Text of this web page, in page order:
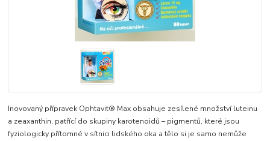
Inovovaný přípravek Ophtavit® Max obsahuje zesílené množství luteinu
a zeaxanthin, patřící do skupiny karotenoidů – pigmentů, které jsou
fyziologicky přítomné v sítnici lidského oka a tělo si je samo nemůže